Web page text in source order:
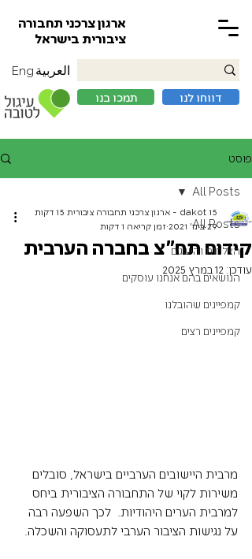
ארגון צרכני תחבורה
ציבורית בישראל
תמכו בנו דווחו לנו
العربية Eng
פוסט
All Posts
הצלחות והישגים
הנושאים בהם אנחנו עוסקים
קמפיינים שהובלנו
קמפיינים רצים
All Posts
קידום תח״צ בחברה הערבית
15 dakot - ארגון צרכני תחבורה ציבורית 15 דקות
29 בינו׳ 2021
זמן קריאה 1 דקות
עודכן: 12 במרץ 2025
מרבית היישובים הערביים בישראל, סובלים
משירות לקוי של התחבורה הציבורית ביחס
למרבית הערים היהודיות.  לכך השפעה רבה
על נגישות הציבור הערבי לתעסוקה והשכלה.